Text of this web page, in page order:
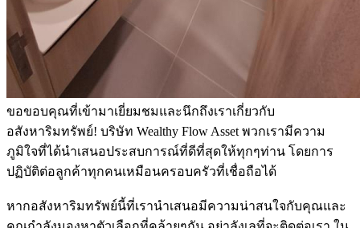
ขอขอบคุณที่เข้ามาเยี่ยมชมและนึกถึงเราเกี่ยวกับ
อสังหาริมทรัพย์! บริษัท Wealthy Flow Asset พวกเรามีความ
ภูมิใจที่ได้นำเสนอประสบการณ์ที่ดีที่สุดให้ทุกๆท่าน โดยการ
ปฏิบัติต่อลูกค้าทุกคนเหมือนครอบครัวที่เชื่อถือได้
หากอสังหาริมทรัพย์นี้ที่เรานำเสนอมีความน่าสนใจกับคุณและ